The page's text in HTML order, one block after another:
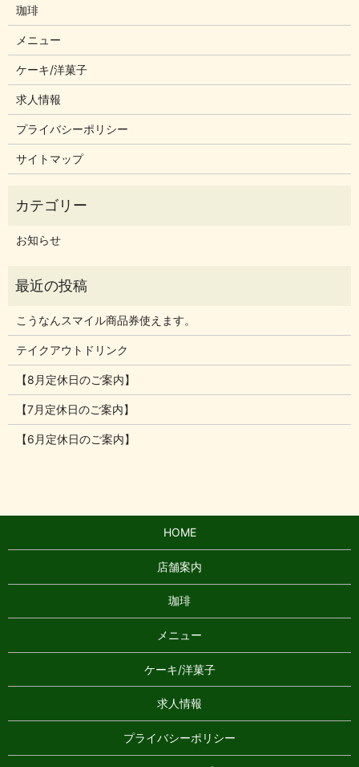
珈琲
メニュー
ケーキ/洋菓子
求人情報
プライバシーポリシー
サイトマップ
お知らせ
こうなんスマイル商品券使えます。
テイクアウトドリンク
【8月定休日のご案内】
【7月定休日のご案内】
【6月定休日のご案内】
HOME
店舗案内
珈琲
メニュー
ケーキ/洋菓子
求人情報
プライバシーポリシー